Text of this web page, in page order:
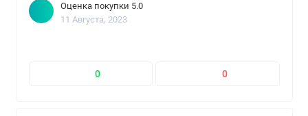
Оценка покупки 5.0
11 Августа, 2023
0 0